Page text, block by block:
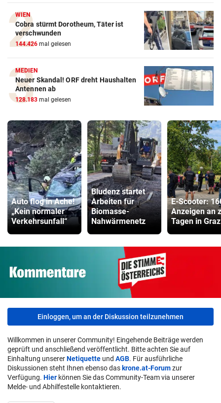
WIEN
Cobra stürmt Dorotheum, Täter ist
verschwunden
144.426 mal gelesen
MEDIEN
Neuer Skandal! ORF dreht Haushalten
Antennen ab
128.183 mal gelesen
Auto flog in Ache!
„Kein normaler
Verkehrsunfall“
Bludenz startet
Arbeiten für
Biomasse-
Nahwärmenetz
E-Scooter:
Anzeigen an
Tagen in Graz
Einloggen, um an der Diskussion teilzunehmen
Willkommen in unserer Community! Eingehende Beiträge werden
geprüft und anschließend veröffentlicht. Bitte achten Sie auf
Einhaltung unsererNetiquette und AGB. Für ausführliche
Diskussionen steht Ihnen ebenso das krone.at-Forumzur
Verfügung. Hier können Sie das Community-Team via unserer
Melde- und Abhilfestelle kontaktieren.